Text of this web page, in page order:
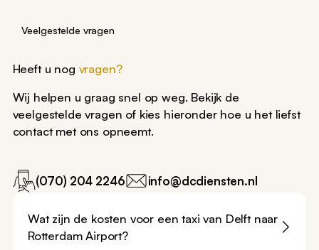
Veelgestelde vragen
Heeft u nog vragen?
Wij helpen u graag snel op weg. Bekijk de
veelgestelde vragen of kies hieronder hoe u het liefst
contact met ons opneemt.
(070) 204 2246 info@dcdiensten.nl
Wat zijn de kosten voor een taxi van Delft naar
Rotterdam Airport?